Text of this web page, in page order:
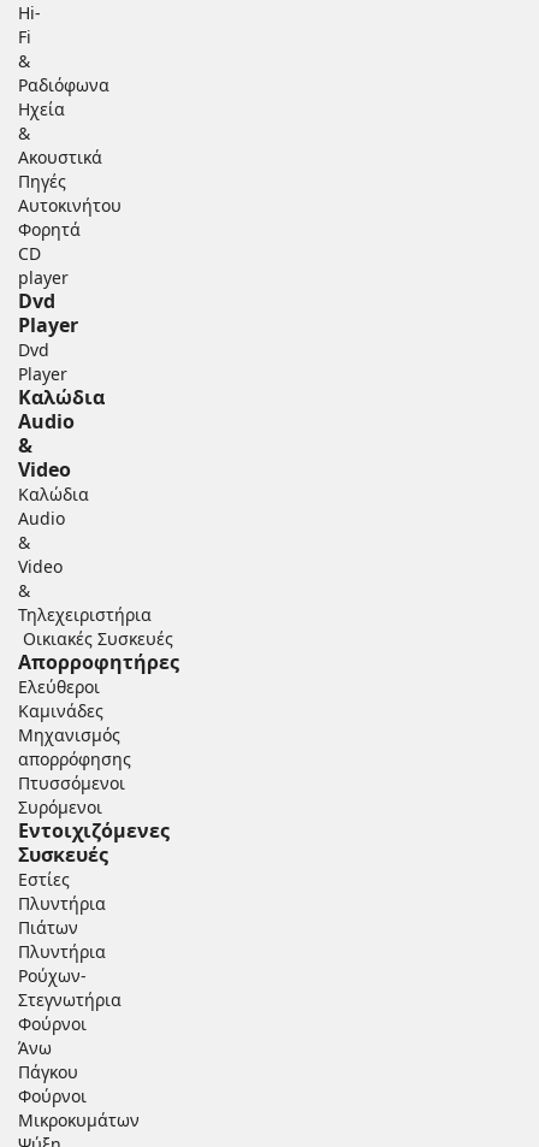
Hi-
Fi
&
Ραδιόφωνα
Ηχεία
&
Ακουστικά
Πηγές
Αυτοκινήτου
Φορητά
CD
player
Dvd
Player
Dvd
Player
Καλώδια
Audio
&
Video
Καλώδια
Audio
&
Video
&
Τηλεχειριστήρια
Οικιακές Συσκευές
Απορροφητήρες
Ελεύθεροι
Καμινάδες
Μηχανισμός
απορρόφησης
Πτυσσόμενοι
Συρόμενοι
Εντοιχιζόμενες
Συσκευές
Εστίες
Πλυντήρια
Πιάτων
Πλυντήρια
Ρούχων-
Στεγνωτήρια
Φούρνoι
Άνω
Πάγκου
Φούρνοι
Μικροκυμάτων